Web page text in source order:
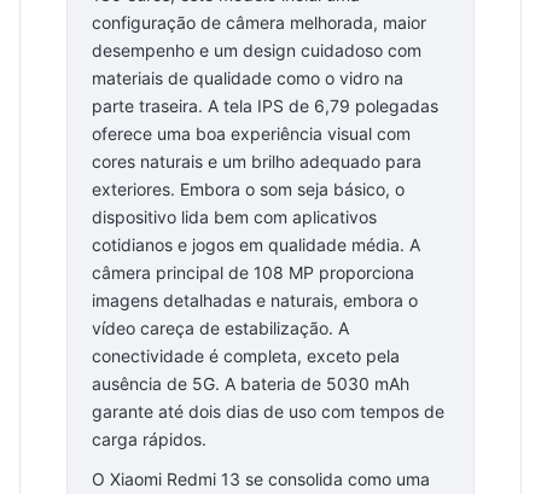
configuração de câmera melhorada, maior
desempenho e um design cuidadoso com
materiais de qualidade como o vidro na
parte traseira. A tela IPS de 6,79 polegadas
oferece uma boa experiência visual com
cores naturais e um brilho adequado para
exteriores. Embora o som seja básico, o
dispositivo lida bem com aplicativos
cotidianos e jogos em qualidade média. A
câmera principal de 108 MP proporciona
imagens detalhadas e naturais, embora o
vídeo careça de estabilização. A
conectividade é completa, exceto pela
ausência de 5G. A bateria de 5030 mAh
garante até dois dias de uso com tempos de
carga rápidos.
O Xiaomi Redmi 13 se consolida como uma